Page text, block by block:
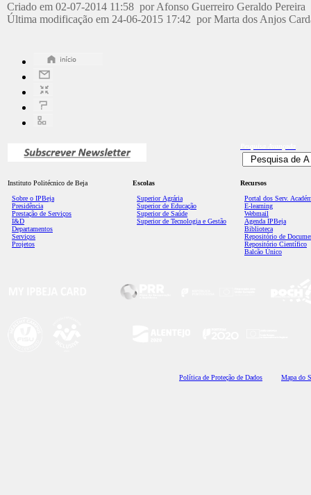
Criado em 02-07-2014 11:58 por Afonso Guerreiro Geraldo Pereira
Última modificação em 24-06-2015 17:42 por Marta dos Anjos
Instituto Politécnico de Beja
Sobre o IPBeja
Presidência
Prestação de Serviços
I&D
Departamentos
Serviços
Projetos
Escolas
Superior Agrária
Superior de Educação
Superior de Saúde
Superior de Tecnologia e Gestão
Recursos
Portal dos Serv.
E-learning
Webmail
Agenda IPBeja
Biblioteca
Repositório de
Repositório Científico
Balcão Único
Política de Proteção de Dados Mapa do